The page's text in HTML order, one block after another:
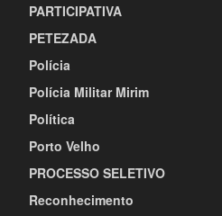
PARTICIPATIVA
PETEZADA
Polícia
Polícia Militar Mirim
Política
Porto Velho
PROCESSO SELETIVO
Reconhecimento